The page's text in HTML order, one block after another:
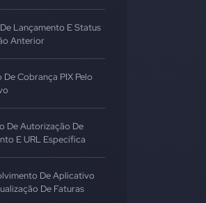
Lançamento E Status
Anterior
De Cobrança PIX Pelo
De Autorização De
E URL Específica
De Aplicativo
De Faturas